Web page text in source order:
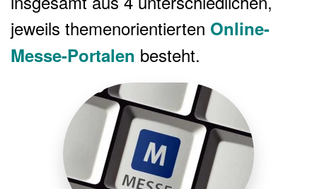
jeweils themenorientierten Online-
Messe-Portalen besteht.